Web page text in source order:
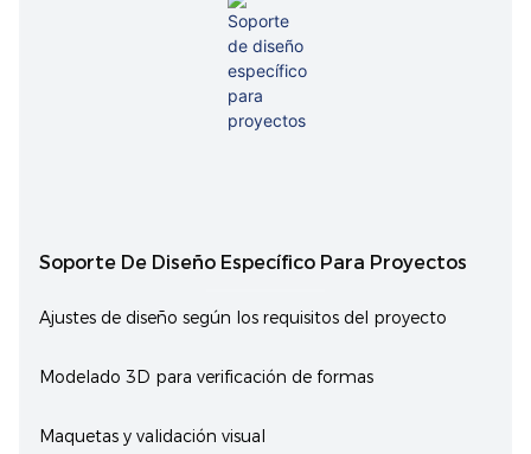
Soporte De Diseño Específico Para Proyectos
Ajustes de diseño según los requisitos del proyecto
Modelado 3D para verificación de formas
Maquetas y validación visual